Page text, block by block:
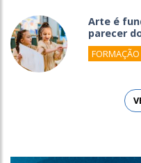
Arte é
parecer